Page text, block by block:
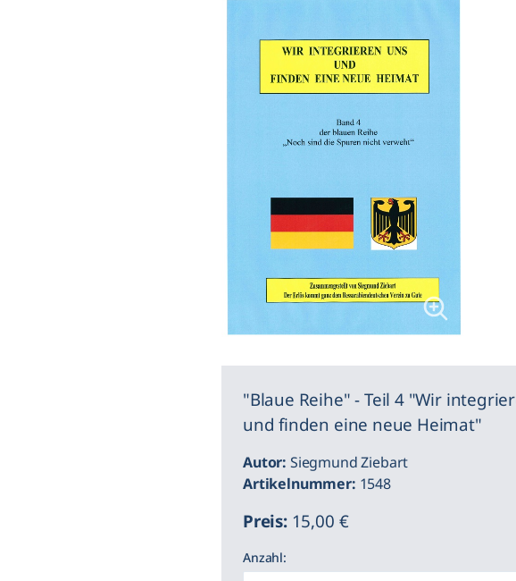
"Blaue Reihe" - Teil 4 "Wir
und finden eine neue Heimat"
Autor: Siegmund Ziebart
Artikelnummer: 1548
Preis:15,00 €
Anzahl: